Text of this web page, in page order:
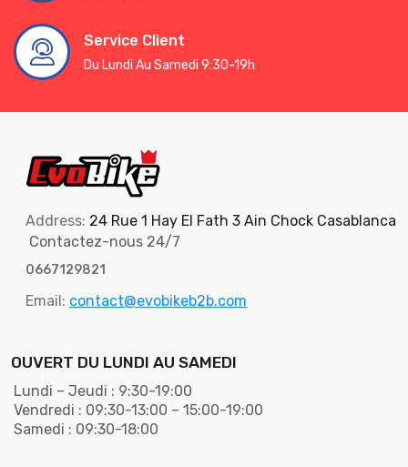
Service Client
Du Lundi Au Samedi 9:30-19h
Address: 24 Rue 1 Hay El Fath 3 Ain Chock Casablanca
Contactez-nous 24/7
0667129821
Email: contact@evobikeb2b.com
OUVERT DU LUNDI AU SAMEDI
Lundi – Jeudi : 9:30-19:00
Vendredi : 09:30-13:00 – 15:00-19:00
Samedi : 09:30-18:00